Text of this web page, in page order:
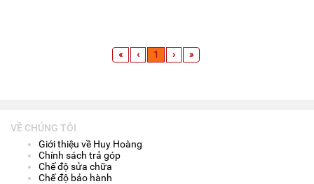
« ‹ 1 › »
VỀ CHÚNG TÔI
Giới thiệu về Huy Hoàng
Chính sách trả góp
Chế độ sửa chữa
Chế độ bảo hành